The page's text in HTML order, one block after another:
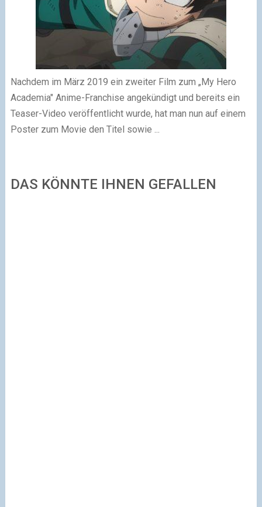
Nachdem im März 2019 ein zweiter Film zum „My Hero
Academia" Anime-Franchise angekündigt und bereits ein
Teaser-Video veröffentlicht wurde, hat man nun auf einem
Poster zum Movie den Titel sowie ...
DAS KÖNNTE IHNEN GEFALLEN